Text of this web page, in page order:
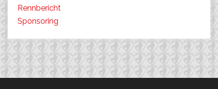
Rennbericht
Sponsoring